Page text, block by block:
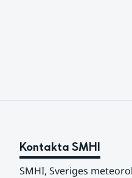
Kontakta SMHI
SMHI, Sveriges